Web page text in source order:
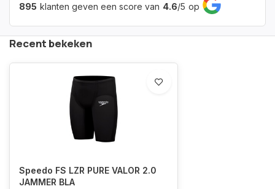
895 klanten geven een score van 4.6/5 op
Recent bekeken
Speedo FS LZR PURE VALOR 2.0
JAMMER BLA